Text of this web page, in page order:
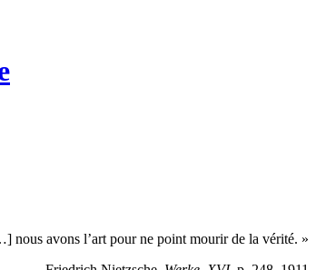
nous avons l’art pour ne point mourir de la vérité. »